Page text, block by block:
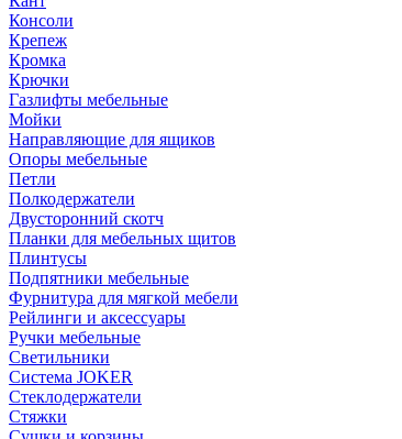
Консоли
Крепеж
Кромка
Крючки
Газлифты мебельные
Мойки
Направляющие для ящиков
Опоры мебельные
Петли
Полкодержатели
Двусторонний скотч
Планки для мебельных щитов
Плинтусы
Подпятники мебельные
Фурнитура для мягкой мебели
Рейлинги и аксессуары
Ручки мебельные
Светильники
Система JOKER
Стеклодержатели
Стяжки